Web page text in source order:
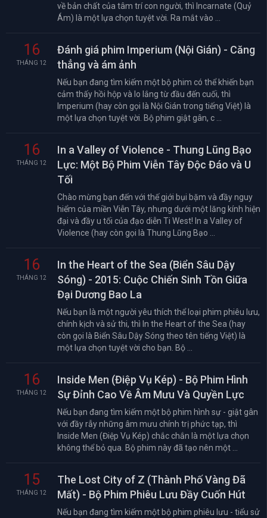
về bản chất của tâm trí con người, thì Incarnate (Quỷ
Ám) là một lựa chọn tuyệt vời. Ra mắt vào ...
16
THÁNG 12
Đánh giá phim Imperium (Nội Gián) - Căng
thẳng và ám ảnh
Nếu bạn đang tìm kiếm một bộ phim có thể khiến bạn
cảm thấy hồi hộp và lo lắng từ đầu đến cuối, thì
Imperium (hay còn gọi là Nội Gián trong tiếng Việt) là
một lựa chọn tuyệt vời. Bộ phim giật gân, c ...
16
THÁNG 12
In a Valley of Violence - Thung Lũng Bạo
Lực: Một Bộ Phim Viễn Tây Độc Đáo và U
Tối
Chào mừng bạn đến với thế giới bụi bặm và đầy nguy
hiểm của miền Viễn Tây, nhưng dưới một lăng kính hiện
đại và đầy u tối của đạo diễn Ti West! In a Valley of
Violence (hay còn gọi là Thung Lũng Bạo ...
16
THÁNG 12
In the Heart of the Sea (Biển Sâu Dậy
Sóng) - 2015: Cuộc Chiến Sinh Tồn Giữa
Đại Dương Bao La
Nếu bạn là một người yêu thích thể loại phim phiêu lưu,
chính kịch và sử thi, thì In the Heart of the Sea (hay
còn gọi là Biển Sâu Dậy Sóng theo tên tiếng Việt) là
một lựa chọn tuyệt vời cho bạn. Bộ ...
16
THÁNG 12
Inside Men (Điệp Vụ Kép) - Bộ Phim Hình
Sự Đỉnh Cao Về Âm Mưu Và Quyền Lực
Nếu bạn đang tìm kiếm một bộ phim hình sự - giật gân
với đầy rẫy những âm mưu chính trị phức tạp, thì
Inside Men (Điệp Vụ Kép) chắc chắn là một lựa chọn
không thể bỏ qua. Bộ phim này đã tạo nên một ...
15
THÁNG 12
The Lost City of Z (Thành Phố Vàng Đã
Mất) - Bộ Phim Phiêu Lưu Đầy Cuốn Hút
Nếu bạn đang tìm kiếm một bộ phim phiêu lưu - tiểu sử